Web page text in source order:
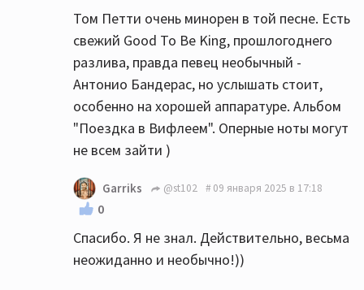
Том Петти очень минорен в той песне. Есть
свежий Good To Be King, прошлогоднего
разлива, правда певец необычный -
Антонио Бандерас, но услышать стоит,
особенно на хорошей аппаратуре. Альбом
"Поездка в Вифлеем". Оперные ноты могут
не всем зайти )
Garriks @st102 09 января 2025 в 17:18
0
Спасибо. Я не знал. Действительно, весьма
неожиданно и необычно!))